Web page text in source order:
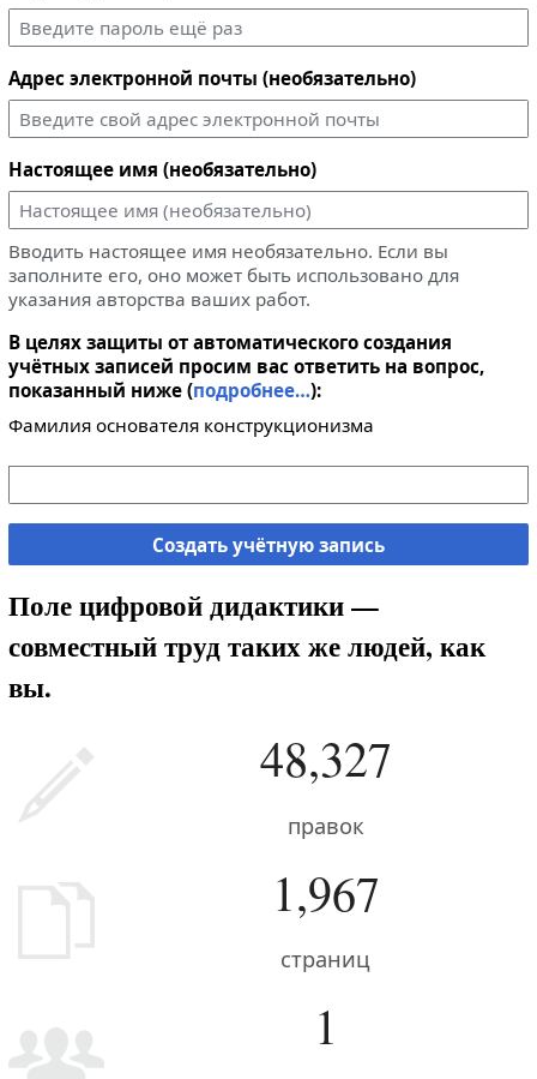
Адрес электронной почты (необязательно)
Настоящее имя (необязательно)
Вводить настоящее имя необязательно. Если вы
заполните его, оно может быть использовано для
указания авторства ваших работ.
В целях защиты от автоматического создания
учётных записей просим вас ответить на вопрос,
показанный ниже (подробнее…):
Фамилия основателя конструкционизма
Создать учётную запись
Поле цифровой дидактики —
совместный труд таких же людей, как
вы.
48,327
правок
1,967
страниц
1